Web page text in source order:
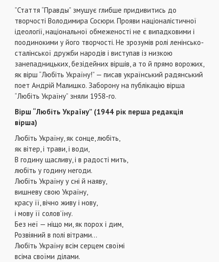
”Стаття “Правды” змушує глибше придивитись до
творчості Володимира Сосюри. Прояви націоналістичної
ідеології, національної обмеженості не є випадковими і
поодинокими у його творчості. Не зрозумів ролі ленінсько-
сталінської дружби народів і виступав із низкою
занепадницьких, безідейних віршів, а то й прямо ворожих,
як вірш “Любіть Україну!” — писав український радянський
поет Андрій Малишко. Заборону на публікацію вір­ша
“Любіть Україну” зняли 1958-го.
Вірш “Любіть Україну” (1944 рік перша редакція
вірша)
Любіть Україну, як сонце, любіть,
як вітер, і трави, і води,
В годину щасливу, і в радості мить,
любіть у годину негоди.
Любіть Україну у сні й наяву,
вишневу свою Україну,
красу її, вічно живу і нову,
і мову її солов’їну.
Без неї — ніщо ми, як порох і дим,
Розвіяний в полі вітрами…
Любіть Україну всім серцем своїмі
всіма своїми ділами.